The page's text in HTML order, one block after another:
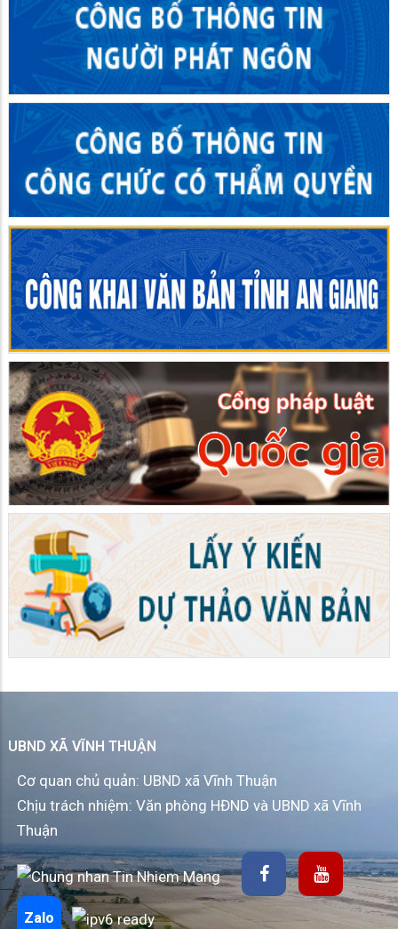
UBND XÃ VĨNH THUẬN
Cơ quan chủ quản: UBND xã Vĩnh Thuận
Chịu trách nhiệm: Văn phòng HĐND và UBND xã Vĩnh
Thuận
Zalo